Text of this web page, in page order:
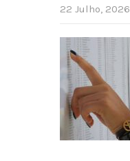
22 Julho, 2026